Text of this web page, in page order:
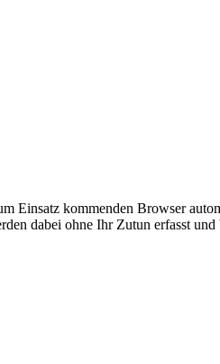
Einsatz kommenden Browser
dabei ohne Ihr Zutun erfasst und